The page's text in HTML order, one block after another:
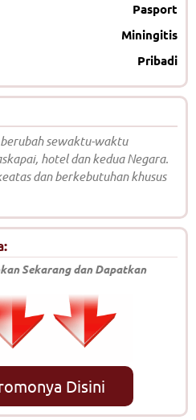
Pasport
Miningitis
Pribadi
sewaktu-waktu
hotel dan kedua Negara.
dan berkebutuhan khusus
Sekarang dan Dapatkan
Disini